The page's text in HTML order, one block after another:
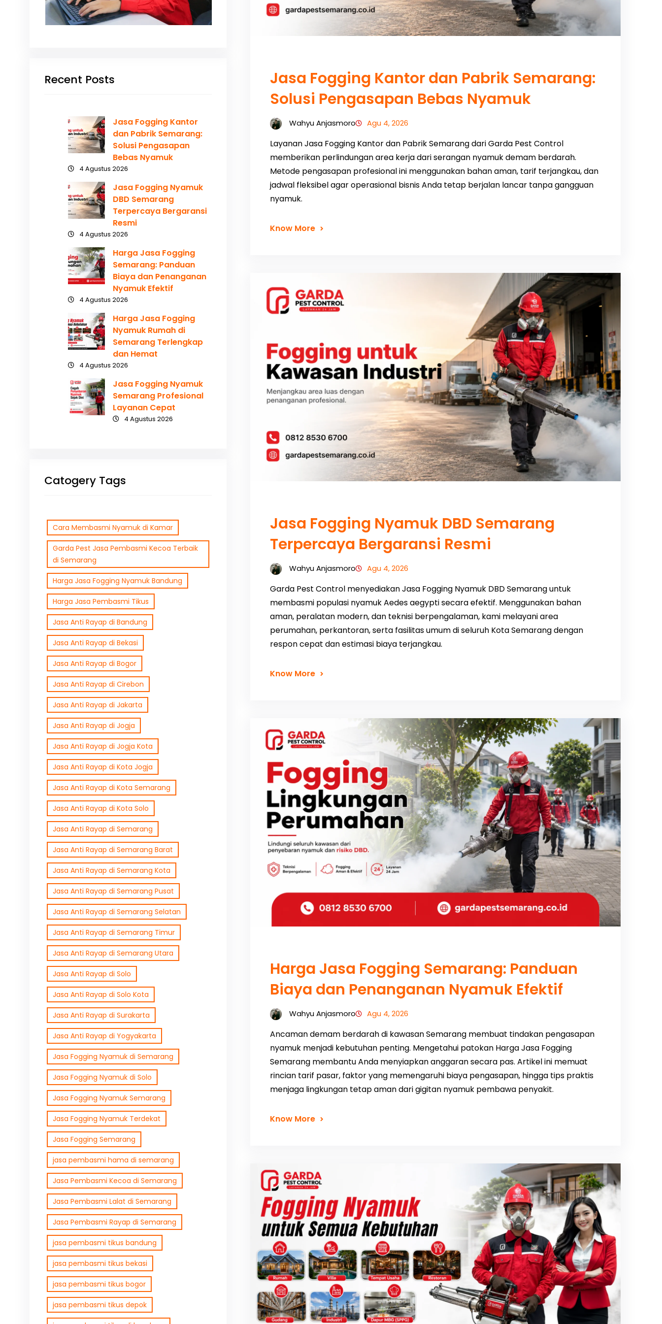
Recent Posts
Jasa Fogging Kantor
dan Pabrik Semarang:
Solusi Pengasapan
Bebas Nyamuk
4 Agustus 2026
Jasa Fogging Nyamuk
DBD Semarang
Terpercaya Bergaransi
Resmi
4 Agustus 2026
Harga Jasa Fogging
Semarang: Panduan
Biaya dan Penanganan
Nyamuk Efektif
4 Agustus 2026
Harga Jasa Fogging
Nyamuk Rumah di
Semarang Terlengkap
dan Hemat
4 Agustus 2026
Jasa Fogging Nyamuk
Semarang Profesional
Layanan Cepat
4 Agustus 2026
Catogery Tags
Cara Membasmi Nyamuk di Kamar
Garda Pest Jasa Pembasmi Kecoa Terbaik
di Semarang
Harga Jasa Fogging Nyamuk Bandung
Harga Jasa Pembasmi Tikus
Jasa Anti Rayap di Bandung
Jasa Anti Rayap di Bekasi
Jasa Anti Rayap di Bogor
Jasa Anti Rayap di Cirebon
Jasa Anti Rayap di Jakarta
Jasa Anti Rayap di Jogja
Jasa Anti Rayap di Jogja Kota
Jasa Anti Rayap di Kota Jogja
Jasa Anti Rayap di Kota Semarang
Jasa Anti Rayap di Kota Solo
Jasa Anti Rayap di Semarang
Jasa Anti Rayap di Semarang Barat
Jasa Anti Rayap di Semarang Kota
Jasa Anti Rayap di Semarang Pusat
Jasa Anti Rayap di Semarang Selatan
Jasa Anti Rayap di Semarang Timur
Jasa Anti Rayap di Semarang Utara
Jasa Anti Rayap di Solo
Jasa Anti Rayap di Solo Kota
Jasa Anti Rayap di Surakarta
Jasa Anti Rayap di Yogyakarta
Jasa Fogging Nyamuk di Semarang
Jasa Fogging Nyamuk di Solo
Jasa Fogging Nyamuk Semarang
Jasa Fogging Nyamuk Terdekat
Jasa Fogging Semarang
jasa pembasmi hama di semarang
Jasa Pembasmi Kecoa di Semarang
Jasa Pembasmi Lalat di Semarang
Jasa Pembasmi Rayap di Semarang
jasa pembasmi tikus bandung
jasa pembasmi tikus bekasi
jasa pembasmi tikus bogor
jasa pembasmi tikus depok
Jasa Fogging Kantor dan Pabrik Semarang:
Solusi Pengasapan Bebas Nyamuk
Wahyu Anjasmoro Agu 4, 2026
Layanan Jasa Fogging Kantor dan Pabrik Semarang dari Garda Pest Control
memberikan perlindungan area kerja dari serangan nyamuk demam berdarah.
Metode pengasapan profesional ini menggunakan bahan aman, tarif terjangkau, dan
jadwal fleksibel agar operasional bisnis Anda tetap berjalan lancar tanpa gangguan
nyamuk.
Know More
Jasa Fogging Nyamuk DBD Semarang
Terpercaya Bergaransi Resmi
Wahyu Anjasmoro Agu 4, 2026
Garda Pest Control menyediakan Jasa Fogging Nyamuk DBD Semarang untuk
membasmi populasi nyamuk Aedes aegypti secara efektif. Menggunakan bahan
aman, peralatan modern, dan teknisi berpengalaman, kami melayani area
perumahan, perkantoran, serta fasilitas umum di seluruh Kota Semarang dengan
respon cepat dan estimasi biaya terjangkau.
Know More
Harga Jasa Fogging Semarang: Panduan
Biaya dan Penanganan Nyamuk Efektif
Wahyu Anjasmoro Agu 4, 2026
Ancaman demam berdarah di kawasan Semarang membuat tindakan pengasapan
nyamuk menjadi kebutuhan penting. Mengetahui patokan Harga Jasa Fogging
Semarang membantu Anda menyiapkan anggaran secara pas. Artikel ini memuat
rincian tarif pasar, faktor yang memengaruhi biaya pengasapan, hingga tips praktis
menjaga lingkungan tetap aman dari gigitan nyamuk pembawa penyakit.
Know More